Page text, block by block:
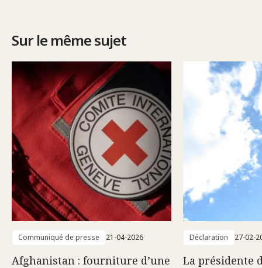
Sur le même sujet
Communiqué de presse 21-04-2026
Afghanistan : fourniture d’une
Déclaration 27-02-
La présidente